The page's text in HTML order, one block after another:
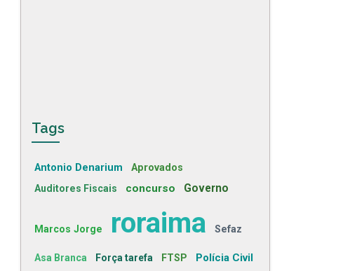
Tags
Antonio Denarium Aprovados
Auditores Fiscais concurso Governo
Marcos Jorge roraima Sefaz
Asa Branca Força tarefa FTSP
Polícia Civil